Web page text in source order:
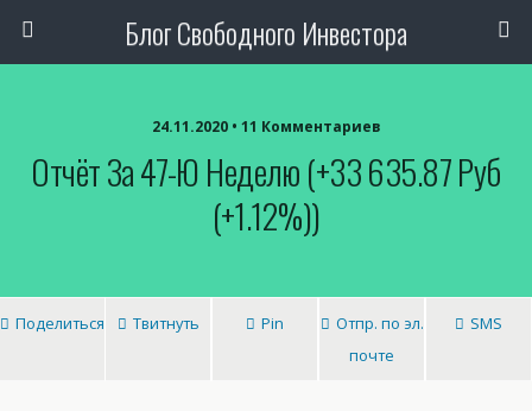
Блог Свободного Инвестора
24.11.2020 • 11 Комментариев
Отчёт За 47-Ю Неделю (+33 635.87 Руб
(+1.12%))
Поделиться Твитнуть Pin
Отпр. по эл.
почте
SMS